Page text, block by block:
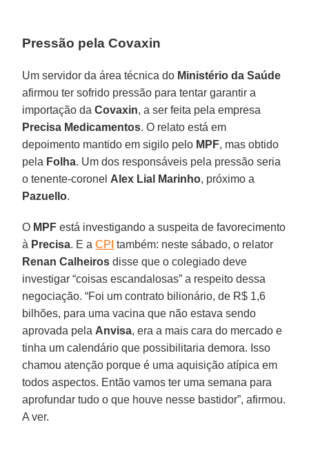
Pressão pela Covaxin
Um servidor da área técnica do Ministério da Saúde
afirmou ter sofrido pressão para tentar garantir a
importação daCovaxin, a ser feita pela empresa
Precisa Medicamentos. O relato está em
depoimento mantido em sigilo pelo MPF, mas obtido
pela Folha. Um dos responsáveis pela pressão seria
o tenente-coronel Alex Lial Marinho, próximo a
Pazuello.
O MPF está investigando a suspeita de favorecimento
à Precisa. E aCPI também: neste sábado, o relator
Renan Calheiros disse que o colegiado deve
investigar “coisas escandalosas” a respeito dessa
negociação. “Foi um contrato bilionário, de R$ 1,6
bilhões, para uma vacina que não estava sendo
aprovada pela Anvisa, era a mais cara do mercado e
tinha um calendário que possibilitaria demora. Isso
chamou atenção porque é uma aquisição atípica em
todos aspectos. Então vamos ter uma semana para
aprofundar tudo o que houve nesse bastidor”, afirmou.
A ver.